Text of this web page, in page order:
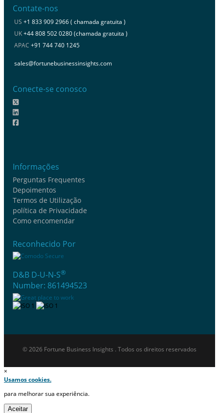
Contate-nos
US +1 833 909 2966 ( chamada gratuita )
UK+44 808 502 0280 (chamada gratuita )
APAC +91 744 740 1245
sales@fortunebusinessinsights.com
Conecte-se conosco
Informações
Perguntas Frequentes
Depoimentos
Termos de Utilização
política de Privacidade
Como encomendar
Reconhecido Por
D&B D-U-N-S®
Number: 861494523
© 2026 Fortune Business Insights . Todos os direitos reservados
×
Usamos cookies.
para melhorar sua experiência.
Aceitar